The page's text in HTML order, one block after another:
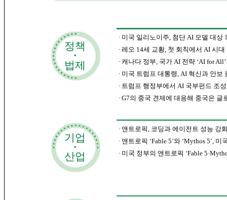
정책
･
법제
∙ 미국 일리노이주, 첨단 AI 모델 대
∙ 레오 14세 교황, 첫 회칙에서 AI 시
∙ 캐나다 정부, 국가 AI 전략 ‘AI for
∙ 미국 트럼프 대통령, AI 혁신과 안보
∙ 트럼프 행정부에서 AI 국부펀드 조
∙ G7의 중국 견제에 대응해 중국은 글
기업
･
산업
∙ 앤트로픽, 코딩과 에이전트 성능 강
∙ 앤트로픽 ‘Fable 5’와 ‘Mythos 5’,
∙ 미국 정부의 앤트로픽 ‘Fable